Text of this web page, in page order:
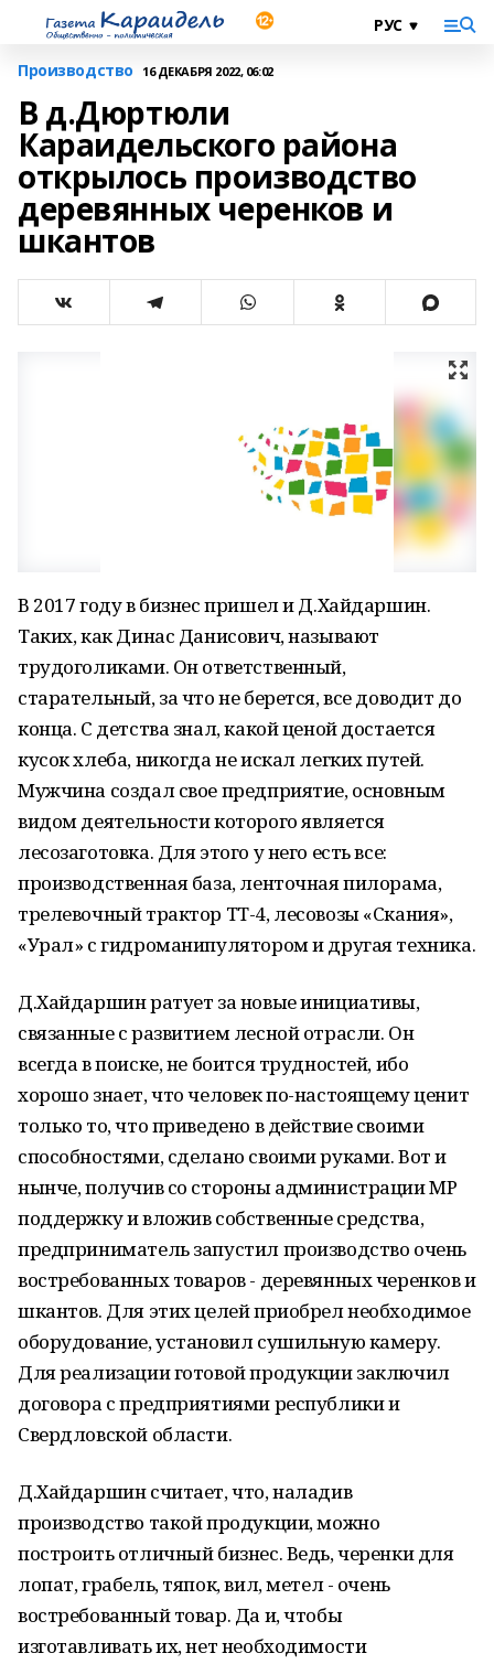
Производство 16 ДЕКАБРЯ 2022, 06:02
В д.Дюртюли
Караидельского района
открылось производство
деревянных черенков и
шкантов
В 2017 году в бизнес пришел и Д.Хайдаршин.
Таких, как Динас Данисович, называют
трудоголиками. Он ответственный,
старательный, за что не берется, все доводит до
конца. С детства знал, какой ценой достается
кусок хлеба, никогда не искал легких путей.
Мужчина создал свое предприятие, основным
видом деятельности которого является
лесозаготовка. Для этого у него есть все:
производственная база, ленточная пилорама,
трелевочный трактор ТТ-4, лесовозы «Скания»,
«Урал» с гидроманипулятором и другая техника.
Д.Хайдаршин ратует за новые инициативы,
связанные с развитием лесной отрасли. Он
всегда в поиске, не боится трудностей, ибо
хорошо знает, что человек по-настоящему ценит
только то, что приведено в действие своими
способностями, сделано своими руками. Вот и
нынче, получив со стороны администрации МР
поддержку и вложив собственные средства,
предприниматель запустил производство очень
востребованных товаров - деревянных черенков и
шкантов. Для этих целей приобрел необходимое
оборудование, установил сушильную камеру.
Для реализации готовой продукции заключил
договора с предприятиями республики и
Свердловской области.
Д.Хайдаршин считает, что, наладив
производство такой продукции, можно
построить отличный бизнес. Ведь, черенки для
лопат, грабель, тяпок, вил, метел - очень
востребованный товар. Да и, чтобы
изготавливать их, нет необходимости